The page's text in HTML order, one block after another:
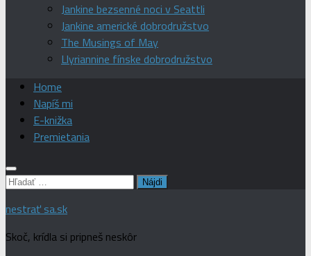
Jankine bezsenné noci v Seattli
Jankine americké dobrodružstvo
The Musings of May
Llyriannine fínske dobrodružstvo
Home
Napíš mi
E-knižka
Premietania
Hľadať:
nestrať sa.sk
Skoč, krídla si pripneš neskôr